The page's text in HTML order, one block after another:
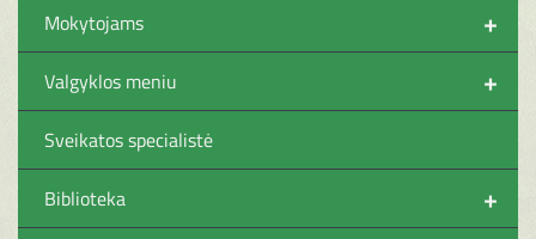
+
Mokytojams
+
Valgyklos meniu
Sveikatos specialistė
+
Biblioteka